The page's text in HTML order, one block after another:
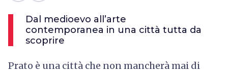
Dal medioevo all’arte
contemporanea in una città tutta da
scoprire
Prato è una città che non mancherà mai di